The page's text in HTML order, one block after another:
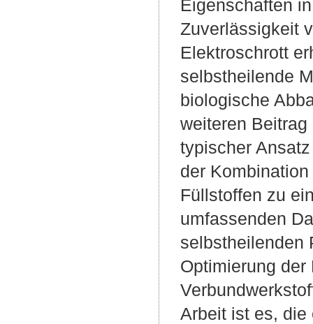
Eigenschaften
Zuverlässigkeit
Elektroschrott
selbstheilende
biologische
weiteren
typischer
der
Füllstoffen zu
umfassenden
selbstheilenden
Optimierung
Arbeit ist es, die